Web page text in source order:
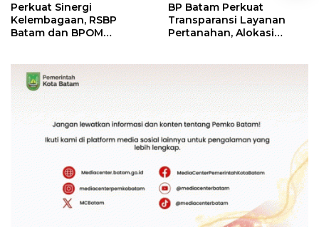
Perkuat Sinergi
Kelembagaan, RSBP
Batam dan BPOM
BP Batam Perkuat
Transparansi Layanan
Pertanahan, Alokasi